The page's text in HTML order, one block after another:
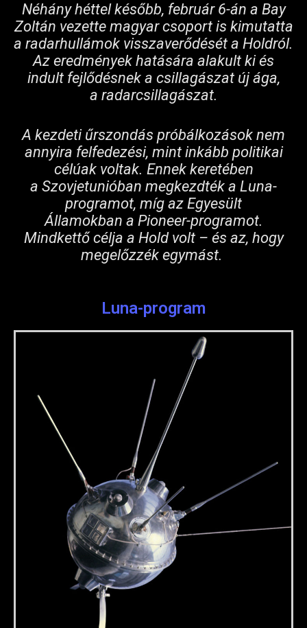
Néhány héttel később, február 6-án a Bay
Zoltán vezette magyar csoport is kimutatta
a radarhullámok visszaverődését a Holdról.
Az eredmények hatására alakult ki és
indult fejlődésnek a csillagászat új ága,
a radarcsillagászat.
A kezdeti űrszondás próbálkozások nem
annyira felfedezési, mint inkább politikai
célúak voltak. Ennek keretében
a Szovjetunióban megkezdték a Luna-
programot, míg az Egyesült
Államokban a Pioneer-programot.
Mindkettő célja a Hold volt – és az, hogy
megelőzzék egymást.
Luna-program